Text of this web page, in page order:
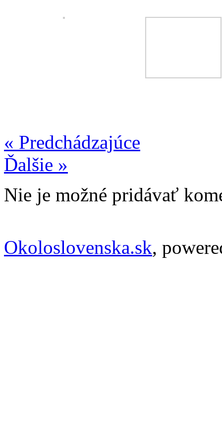
« Predchádzajúce
Ďalšie »
Nie je možné pridávať
Okoloslovenska.sk,